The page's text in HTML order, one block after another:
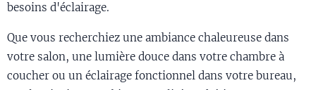
besoins d'éclairage.
Que vous recherchiez une ambiance chaleureuse dans
votre salon, une lumière douce dans votre chambre à
coucher ou un éclairage fonctionnel dans votre bureau,